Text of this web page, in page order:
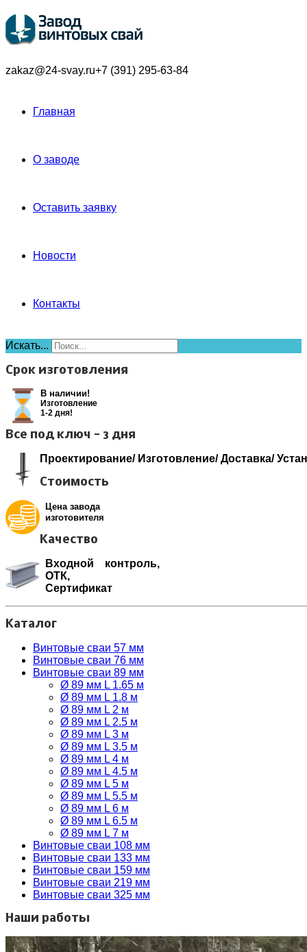
zakaz@24-svay.ru+7 (391) 295-63-84
Главная
О заводе
Оставить заявку
Новости
Контакты
Искать...
Срок изготовления
В наличии!
Изготовление
1-2 дня!
Все под ключ - 3 дня
Проектирование/ Изготовление/ Доставка/
Стоимость
Цена завода
изготовителя
Качество
Входной контроль,
ОТК,
Сертификат
Каталог
Винтовые сваи 57 мм
Винтовые сваи 76 мм
Винтовые сваи 89 мм
Ø 89 мм L 1.65 м
Ø 89 мм L 1.8 м
Ø 89 мм L 2 м
Ø 89 мм L 2.5 м
Ø 89 мм L 3 м
Ø 89 мм L 3.5 м
Ø 89 мм L 4 м
Ø 89 мм L 4.5 м
Ø 89 мм L 5 м
Ø 89 мм L 5.5 м
Ø 89 мм L 6 м
Ø 89 мм L 6.5 м
Ø 89 мм L 7 м
Винтовые сваи 108 мм
Винтовые сваи 133 мм
Винтовые сваи 159 мм
Винтовые сваи 219 мм
Винтовые сваи 325 мм
Наши работы